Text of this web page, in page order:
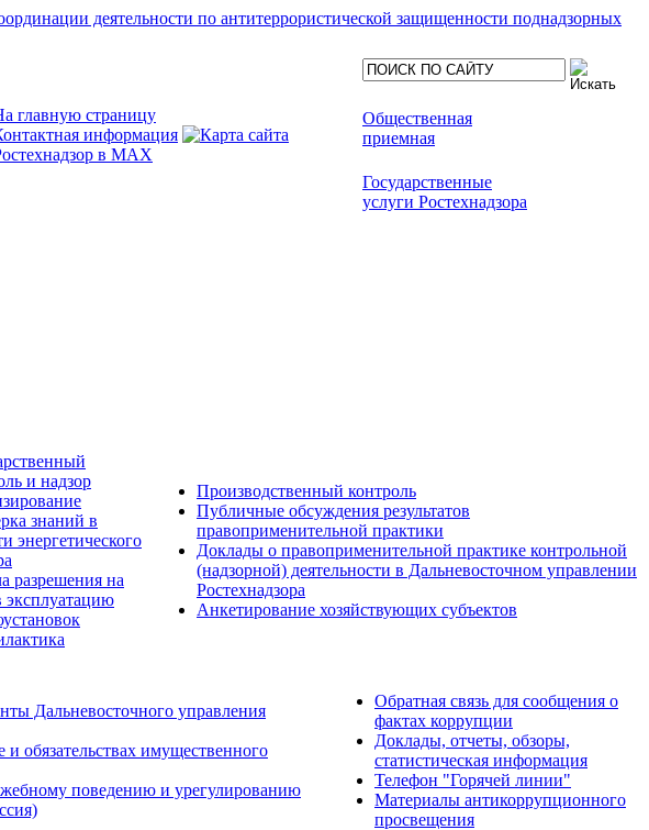
деятельности по антитеррористической защищенности поднадзорных
Общественная
приемная
Государственные
услуги Ростехнадзора
и надзор
знаний в
энергетического
разрешения на
эксплуатацию
Производственный контроль
Публичные обсуждения результатов
правоприменительной практики
Доклады о правоприменительной практике контрольной
(надзорной) деятельности в Дальневосточном управлении
Ростехнадзора
Анкетирование хозяйствующих субъектов
Дальневосточного управления
обязательствах имущественного
поведению и урегулированию
Обратная связь для сообщения о
фактах коррупции
Доклады, отчеты, обзоры,
статистическая информация
Телефон "Горячей линии"
Материалы антикоррупционного
просвещения